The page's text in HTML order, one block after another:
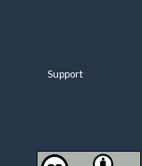
Support